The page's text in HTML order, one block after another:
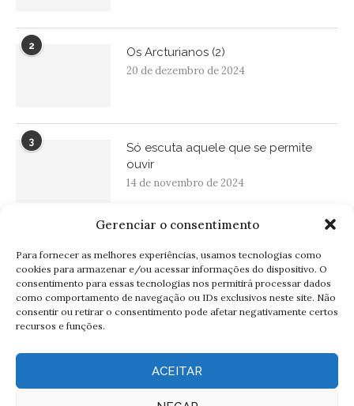
Gerenciar o consentimento
Para fornecer as melhores experiências, usamos tecnologias como
cookies para armazenar e/ou acessar informações do dispositivo. O
consentimento para essas tecnologias nos permitirá processar dados
como comportamento de navegação ou IDs exclusivos neste site. Não
consentir ou retirar o consentimento pode afetar negativamente certos
recursos e funções.
ACEITAR
2 Os Arcturianos (2)
20 de dezembro de 2024
3
Só escuta aquele que se permite
ouvir
14 de novembro de 2024